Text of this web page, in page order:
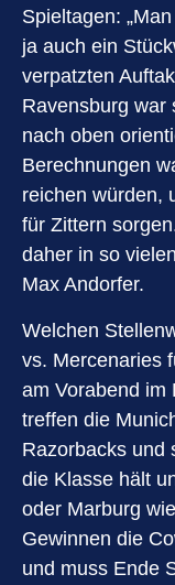
Spieltagen:
ja auch ein
verpatzten
Ravensburg war
nach oben
Berechnungen
reichen würden,
für Zittern
daher in so
Max Andorfer.
Welchen
vs. Mercenaries
am Vorabend im
treffen die
Razorbacks und
die Klasse hält
oder Marburg
Gewinnen die
und muss Ende